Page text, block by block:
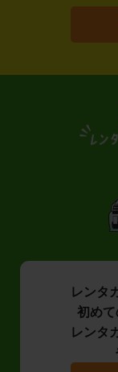
レンタ
初めて
レンタ